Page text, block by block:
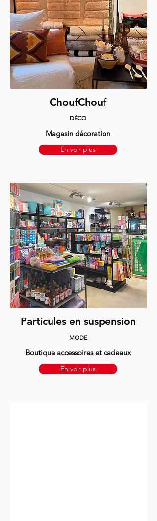
ChoufChouf
DÉCO
Magasin décoration
En voir plus
Particules en suspension
MODE
Boutique accessoires et cadeaux
En voir plus